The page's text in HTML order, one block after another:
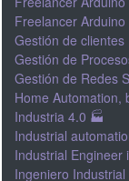
Freelancer
Gestión de clientes
Gestión de
Gestión de Redes
Home Automation,
Industria 4.0 🏭
Industrial
Industrial Engineer
Ingeniero